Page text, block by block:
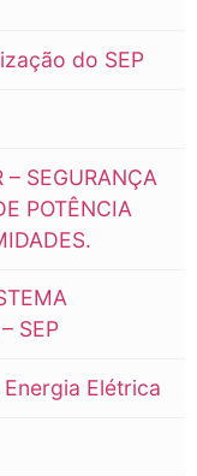
do SEP
– SEGURANÇA
POTÊNCIA
SEP
Elétrica